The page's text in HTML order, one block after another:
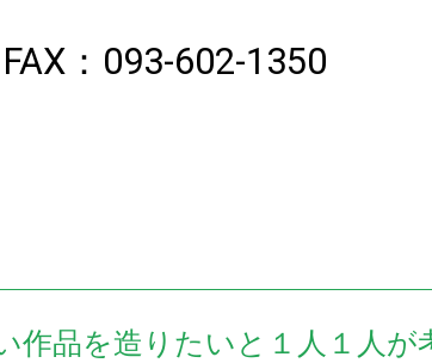
FAX：093-602-1350
作品を造りたいと１人１人が